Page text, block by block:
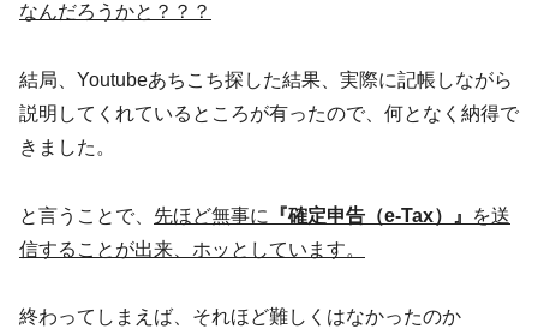
なんだろうかと？？？
結局、Youtubeあちこち探した結果、実際に記帳しながら
説明してくれているところが有ったので、何となく納得で
きました。
と言うことで、 先ほど無事に 『確定申告（e-Tax）』
を送
信することが出来、ホッとしています。
終わってしまえば、それほど難しくはなかったのか